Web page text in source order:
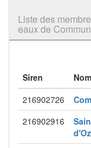
Liste des
eaux de
Siren
216902726
216902916